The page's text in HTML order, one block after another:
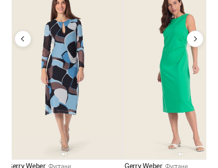
Gerry Weber Фустани Gerry Weber Фустани